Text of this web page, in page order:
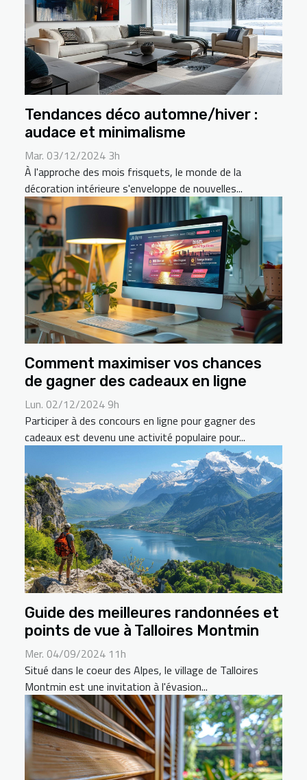
Tendances déco automne/hiver :
audace et minimalisme
Mar. 03/12/2024 3h
À l'approche des mois frisquets, le monde de la
décoration intérieure s'enveloppe de nouvelles...
Comment maximiser vos chances
de gagner des cadeaux en ligne
Lun. 02/12/2024 9h
Participer à des concours en ligne pour gagner des
cadeaux est devenu une activité populaire pour...
Guide des meilleures randonnées et
points de vue à Talloires Montmin
Mer. 04/09/2024 11h
Situé dans le coeur des Alpes, le village de Talloires
Montmin est une invitation à l'évasion...